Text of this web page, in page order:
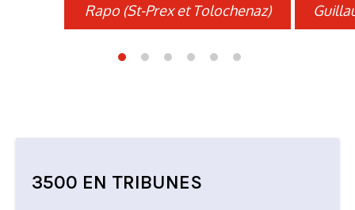
Rapo (St-Prex et Tolochenaz)
3500 EN TRIBUNES